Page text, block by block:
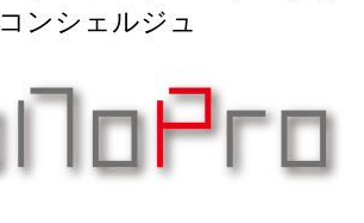
コンシェルジュ